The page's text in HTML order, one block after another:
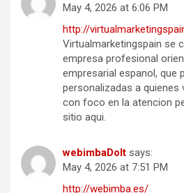
May 4, 2026 at 6:06 PM
http://
Virtualmarketingspain se
empresa profesional
empresarial espanol, que
personalizadas a quienes
con foco en la atencion
sitio aqui.
webimbaDoIt says:
May 4, 2026 at 7:51 PM
http://webimba.es/